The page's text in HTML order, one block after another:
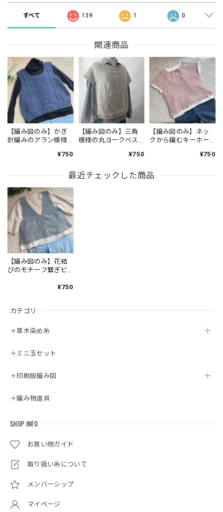
カテゴリ
＋草木染め糸
＋ミニ玉セット
＋印刷版編み図
＋編み物道具
SHOP INFO
お買い物ガイド
取り扱い糸について
メンバーシップ
マイページ
すべて 139 1 0
関連商品
【編み図のみ】かぎ
針編みのアラン模様
¥750
【編み図のみ】三角
模様の丸ヨークベス
¥750
【編み図のみ】ネッ
クから編むキーホー
¥750
最近チェックした商品
【編み図のみ】花結
びのモチーフ繋ぎビ
¥750